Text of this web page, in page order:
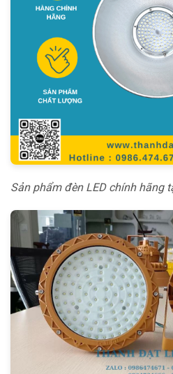
Sản phẩm đèn LED chính hãng